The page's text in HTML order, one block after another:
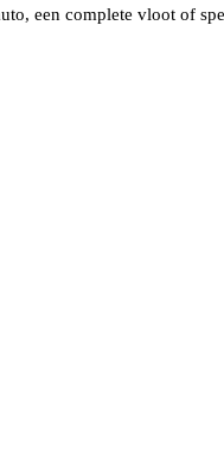
een complete vloot of